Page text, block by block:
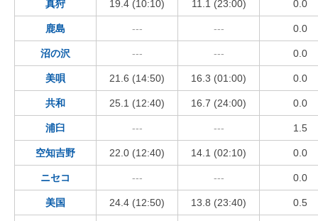
真狩 19.4 (10:10) 11.1 (23:00) 0.0
鹿島 --- --- 0.0
沼の沢 --- --- 0.0
美唄 21.6 (14:50) 16.3 (01:00) 0.0
共和 25.1 (12:40) 16.7 (24:00) 0.0
浦臼 --- --- 1.5
空知吉野 22.0 (12:40) 14.1 (02:10) 0.0
ニセコ --- --- 0.0
美国 24.4 (12:50) 13.8 (23:40) 0.5